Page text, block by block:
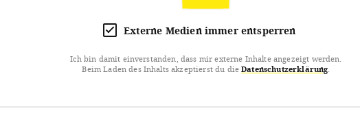
Externe Medien immer entsperren
Ich bin damit einverstanden, dass mir externe Inhalte angezeigt werden.
Beim Laden des Inhalts akzeptierst du dieDatenschutzerklärung.